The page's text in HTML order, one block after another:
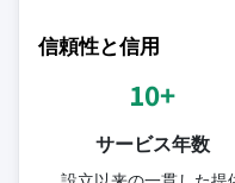
信頼性と信用
10+
サービス年数